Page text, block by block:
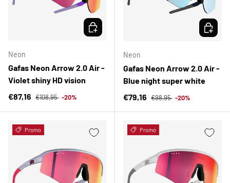
Neon
Gafas Neon Arrow 2.0 Air -
Violet shiny HD vision
Precio de venta
€87,16 Precio normal
€108,95 -20%
ELEGIR OPCIONES
Neon
Gafas Neon Arrow 2.0 Air -
Blue night super white
Precio de venta
€79,16 Precio normal
€98,95 -20%
ELEGIR
Promo Promo